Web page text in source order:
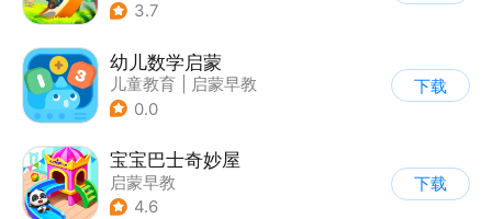
3.7
幼儿数学启蒙
儿童教育
启蒙早教
0.0
下载
宝宝巴士奇妙屋
启蒙早教
| 儿童益智游戏
4.6
下载